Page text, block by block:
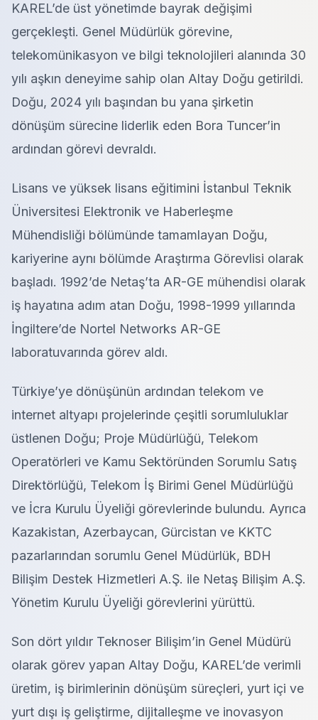
KAREL’de üst yönetimde bayrak değişimi
gerçekleşti. Genel Müdürlük görevine,
telekomünikasyon ve bilgi teknolojileri alanında 30
yılı aşkın deneyime sahip olan Altay Doğu getirildi.
Doğu, 2024 yılı başından bu yana şirketin
dönüşüm sürecine liderlik eden Bora Tuncer’in
ardından görevi devraldı.
Lisans ve yüksek lisans eğitimini İstanbul Teknik
Üniversitesi Elektronik ve Haberleşme
Mühendisliği bölümünde tamamlayan Doğu,
kariyerine aynı bölümde Araştırma Görevlisi olarak
başladı. 1992’de Netaş’ta AR-GE mühendisi olarak
iş hayatına adım atan Doğu, 1998-1999 yıllarında
İngiltere’de Nortel Networks AR-GE
laboratuvarında görev aldı.
Türkiye’ye dönüşünün ardından telekom ve
internet altyapı projelerinde çeşitli sorumluluklar
üstlenen Doğu; Proje Müdürlüğü, Telekom
Operatörleri ve Kamu Sektöründen Sorumlu Satış
Direktörlüğü, Telekom İş Birimi Genel Müdürlüğü
ve İcra Kurulu Üyeliği görevlerinde bulundu. Ayrıca
Kazakistan, Azerbaycan, Gürcistan ve KKTC
pazarlarından sorumlu Genel Müdürlük, BDH
Bilişim Destek Hizmetleri A.Ş. ile Netaş Bilişim A.Ş.
Yönetim Kurulu Üyeliği görevlerini yürüttü.
Son dört yıldır Teknoser Bilişim’in Genel Müdürü
olarak görev yapan Altay Doğu, KAREL’de verimli
üretim, iş birimlerinin dönüşüm süreçleri, yurt içi ve
yurt dışı iş geliştirme, dijitalleşme ve inovasyon